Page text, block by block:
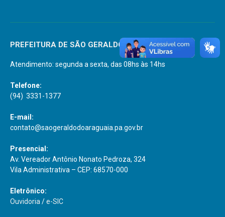
PREFEITURA DE SÃO GERALDO DO ARAGUAIA
Atendimento: segunda a sexta, das 08hs às 14hs
Telefone:
(94) 3331-1377
E-mail:
contato@saogeraldodoaraguaia.pa.gov.br
Presencial:
Av. Vereador Antônio Nonato Pedroza, 324
Vila Administrativa – CEP: 68570-000
Eletrônico:
Ouvidoria /e-SIC